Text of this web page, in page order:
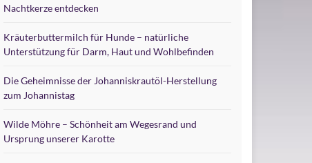
Nachtkerze entdecken
Kräuterbuttermilch für Hunde – natürliche
Unterstützung für Darm, Haut und Wohlbefinden
Die Geheimnisse der Johanniskrautöl-Herstellung
zum Johannistag
Wilde Möhre – Schönheit am Wegesrand und
Ursprung unserer Karotte